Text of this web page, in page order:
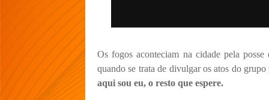
Os fogos aconteciam na cidade pela
quando se trata de divulgar os atos do
aqui sou eu, o resto que espere.